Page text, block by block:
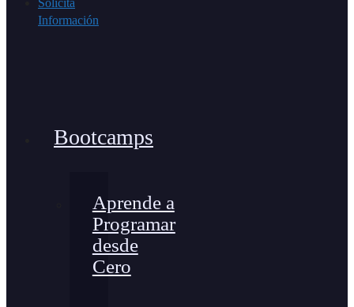
Solicita
Información
Bootcamps
Aprende a
Programar
desde
Cero